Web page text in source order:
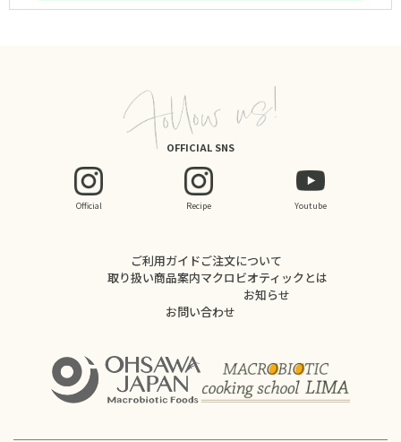
OFFICIAL SNS
Official Recipe Youtube
ご利用ガイドご注文について
取り扱い商品案内マクロビオティックとは
お知らせ
お問い合わせ